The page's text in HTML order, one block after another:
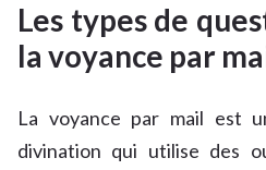
Les types de
la voyance par
La voyance par mail est
divination qui utilise des